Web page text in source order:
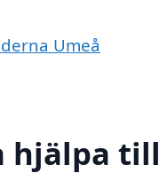
Umeå
hjälpa till